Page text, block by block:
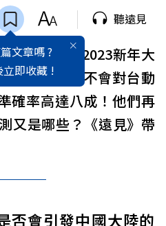
文章嗎 ?
立即收藏 !
聽遠見
與編輯群的2023新年大
停火、北京不會對台動
確率高達八成！他們再
又是哪些？《遠見》帶
否會引發中國大陸的